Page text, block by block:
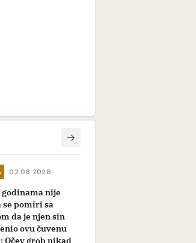
02.08.2026.
godinama nije
se pomiri sa
da je njen sin
ovu čuvenu
Očev grob nikad